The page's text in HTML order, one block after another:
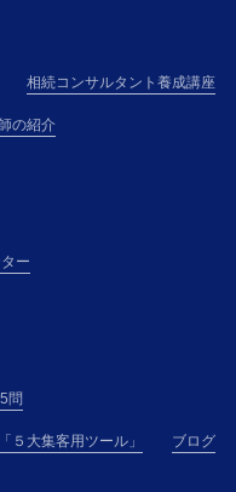
相続コンサルタント養成講座
の紹介
ー
問
５大集客用ツール」 ブログ